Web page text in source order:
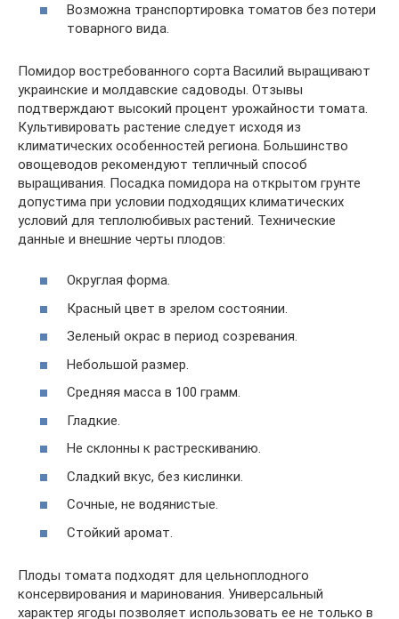
Возможна транспортировка томатов без потери
товарного вида.
Помидор востребованного сорта Василий выращивают
украинские и молдавские садоводы. Отзывы
подтверждают высокий процент урожайности томата.
Культивировать растение следует исходя из
климатических особенностей региона. Большинство
овощеводов рекомендуют тепличный способ
выращивания. Посадка помидора на открытом грунте
допустима при условии подходящих климатических
условий для теплолюбивых растений. Технические
данные и внешние черты плодов:
Округлая форма.
Красный цвет в зрелом состоянии.
Зеленый окрас в период созревания.
Небольшой размер.
Средняя масса в 100 грамм.
Гладкие.
Не склонны к растрескиванию.
Сладкий вкус, без кислинки.
Сочные, не водянистые.
Стойкий аромат.
Плоды томата подходят для цельноплодного
консервирования и маринования. Универсальный
характер ягоды позволяет использовать ее не только в